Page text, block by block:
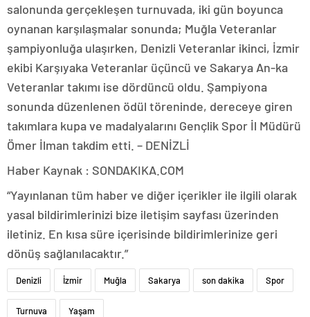
salonunda gerçekleşen turnuvada, iki gün boyunca
oynanan karşılaşmalar sonunda; Muğla Veteranlar
şampiyonluğa ulaşırken, Denizli Veteranlar ikinci, İzmir
ekibi Karşıyaka Veteranlar üçüncü ve Sakarya An-ka
Veteranlar takımı ise dördüncü oldu. Şampiyona
sonunda düzenlenen ödül töreninde, dereceye giren
takımlara kupa ve madalyalarını Gençlik Spor İl Müdürü
Ömer İlman takdim etti. – DENİZLİ
Haber Kaynak : SONDAKIKA.COM
“Yayınlanan tüm haber ve diğer içerikler ile ilgili olarak
yasal bildirimlerinizi bize iletişim sayfası üzerinden
iletiniz. En kısa süre içerisinde bildirimlerinize geri
dönüş sağlanılacaktır.”
Denizli İzmir Muğla Sakarya son dakika Spor
Turnuva Yaşam